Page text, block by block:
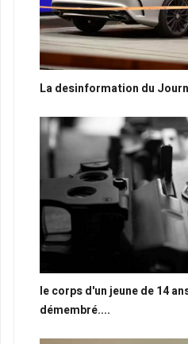
La desinformation du
le corps d'un jeune de 14
démembré....